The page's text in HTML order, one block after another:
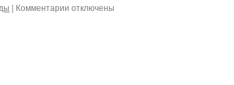
| Комментарии котключены